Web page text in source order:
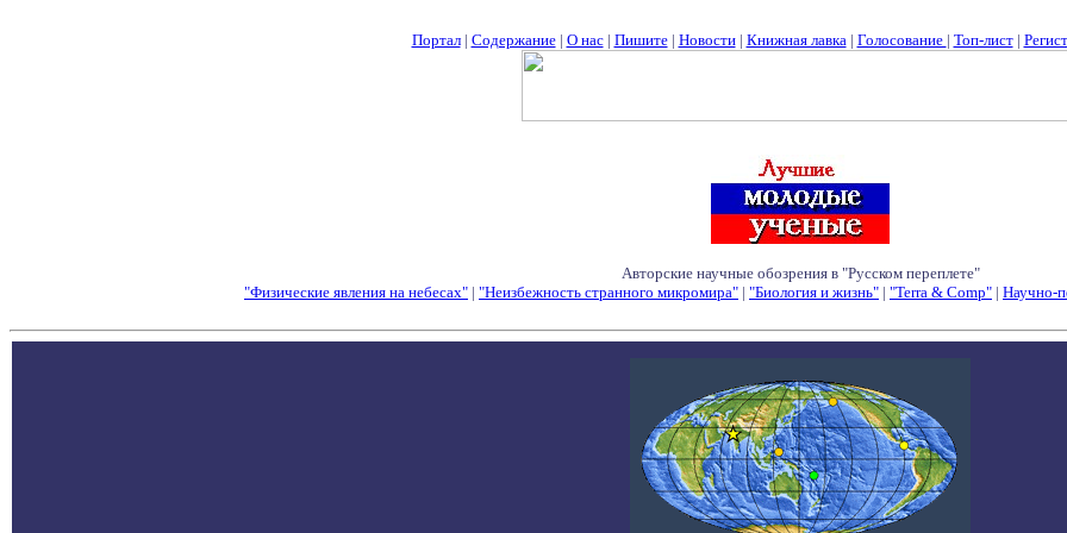
Портал| Содержание| О нас| Пишите| Новости| Книжная лавка| Голосование | Топ-лист|
Авторские научные обозрения в "Русском переплете"
"Физические явления на небесах" | "Неизбежность странного микромира" | "Биология и жизнь" | "Terra & Comp" | Научно-